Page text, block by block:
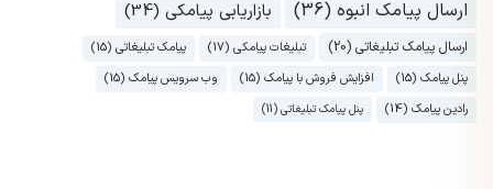
ارسال پیامک انبوه (36)
بازاریابی پیامکی (34)
ارسال پیامک تبلیغاتی (20) تبلیغات پیامکی (17)
پیامک تبلیغاتی (15)
پنل پیامک (15)
افزایش فروش با پیامک (15)
وب سرویس پیامک (15)
رادین پیامک (14)
پنل پیامک تبلیغاتی (11)